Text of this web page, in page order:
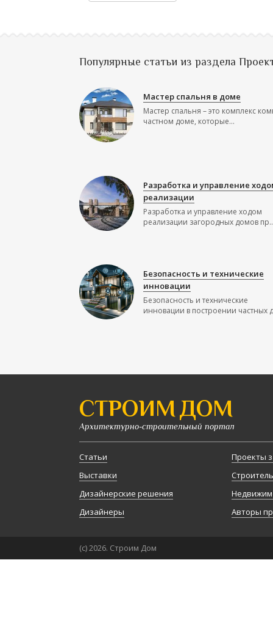
Популярные статьи из раздела
Мастер спальня в доме
Мастер спальня – это комплекс
частном доме, которые...
Разработка и управление
реализации
Разработка и управление ходом
реализации загородных домов
Безопасность и технические
инновации
Безопасность и технические
инновации в построении частных
СТРОИМ ДОМ
Архитектурно-строительный портал
Статьи
Выставки
Дизайнерские решения
Дизайнеры
Проекты
Авторы
(с) 2026. Строим Дом